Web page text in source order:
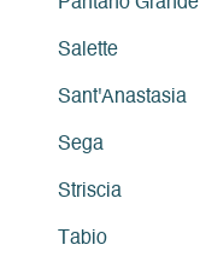
Pantano Grande
Salette
Sant'Anastasia
Sega
Striscia
Tabio